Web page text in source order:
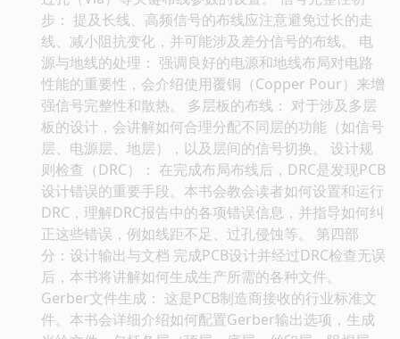
步： 提及长线、高频信号的布线应注意避免过长的走
线、减小阻抗变化，并可能涉及差分信号的布线。 电
源与地线的处理： 强调良好的电源和地线布局对电路
性能的重要性，会介绍使用覆铜（Copper Pour）来增
强信号完整性和散热。 多层板的布线： 对于涉及多层
板的设计，会讲解如何合理分配不同层的功能（如信号
层、电源层、地层），以及层间的信号切换。 设计规
则检查（DRC）： 在完成布局布线后，DRC是发现PCB
设计错误的重要手段。本书会教会读者如何设置和运行
DRC，理解DRC报告中的各项错误信息，并指导如何纠
正这些错误，例如线距不足、过孔侵蚀等。 第四部
分：设计输出与文档 完成PCB设计并经过DRC检查无误
后，本书将讲解如何生成生产所需的各种文件。
Gerber文件生成： 这是PCB制造商接收的行业标准文
件。本书会详细介绍如何配置Gerber输出选项，生成